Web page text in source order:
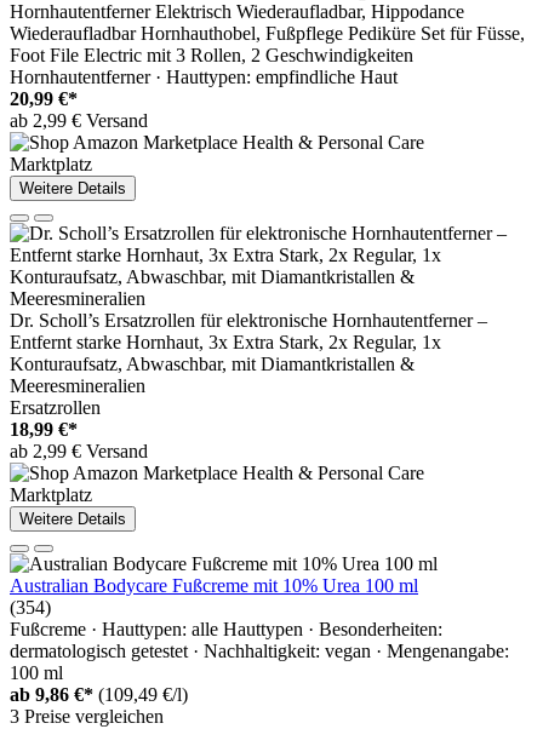
Hornhautentferner Elektrisch Wiederaufladbar, Hippodance
Wiederaufladbar Hornhauthobel, Fußpflege Pediküre Set für Füsse,
Foot File Electric mit 3 Rollen, 2 Geschwindigkeiten
Hornhautentferner · Hauttypen: empfindliche Haut
20,99 €*
ab 2,99 € Versand
Marktplatz
Weitere Details
Dr. Scholl’s Ersatzrollen für elektronische Hornhautentferner –
Entfernt starke Hornhaut, 3x Extra Stark, 2x Regular, 1x
Konturaufsatz, Abwaschbar, mit Diamantkristallen &
Meeresmineralien
Ersatzrollen
18,99 €*
ab 2,99 € Versand
Marktplatz
Weitere Details
Australian Bodycare Fußcreme mit 10% Urea 100 ml
(354)
Fußcreme · Hauttypen: alle Hauttypen · Besonderheiten:
dermatologisch getestet · Nachhaltigkeit: vegan · Mengenangabe:
100 ml
ab 9,86 €* (109,49 €/l)
3 Preise vergleichen